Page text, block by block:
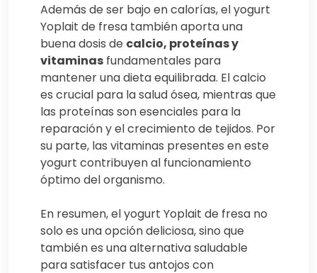
Además de ser bajo en calorías, el yogurt
Yoplait de fresa también aporta una
buena dosis de calcio, proteínas y
vitaminas fundamentales para
mantener una dieta equilibrada. El calcio
es crucial para la salud ósea, mientras que
las proteínas son esenciales para la
reparación y el crecimiento de tejidos. Por
su parte, las vitaminas presentes en este
yogurt contribuyen al funcionamiento
óptimo del organismo.
En resumen, el yogurt Yoplait de fresa no
solo es una opción deliciosa, sino que
también es una alternativa saludable
para satisfacer tus antojos con